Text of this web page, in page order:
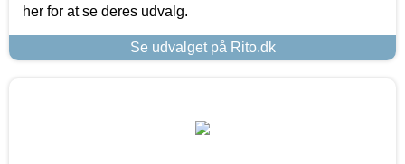
her for at se deres udvalg.
Se udvalget på Rito.dk